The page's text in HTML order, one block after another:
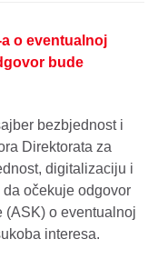
o eventualnoj
bude
bezbjednost i
Direktorata za
digitalizaciju i
očekuje odgovor
(ASK) o eventualnoj
interesa.